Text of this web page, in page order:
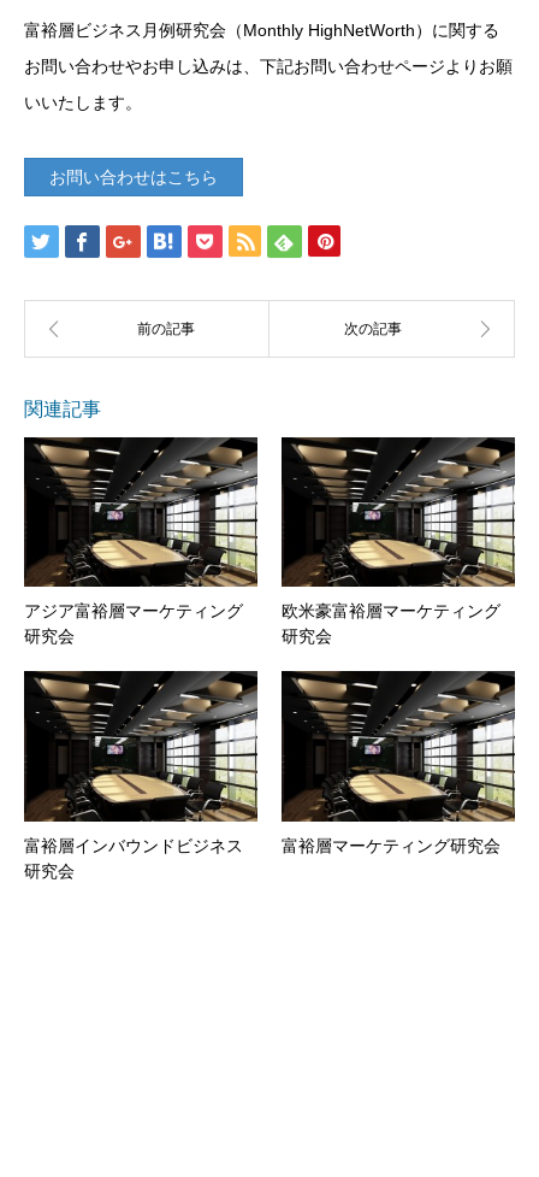
富裕層ビジネス月例研究会（Monthly HighNetWorth）に関する
お問い合わせやお申し込みは、下記お問い合わせページよりお願
いいたします。
お問い合わせはこちら
関連記事
アジア富裕層マーケティング
研究会
欧米豪富裕層マーケティング
研究会
富裕層インバウンドビジネス
研究会
富裕層マーケティング研究会